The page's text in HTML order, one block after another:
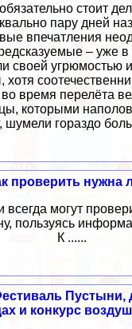
стоит
пару дней
впечатления
– уже
своей угрюмостью
хотя
время перелёта
которыми
шумели гораздо
проверить нужна
могут
пользуясь
К ......
Пустыни,
и конкурс